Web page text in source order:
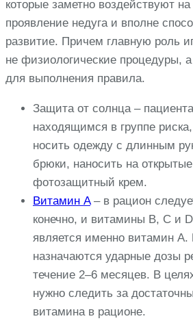
которые заметно воздействуют
проявление недуга и вполне
развитие. Причем главную роль
не физиологические процедуры,
для выполнения правила.
Защита от солнца –
находящимся в группе
носить одежду с длинным
брюки, наносить на
фотозащитный крем.
Витамин A– в рацион
конечно, и витамины B, C и
является именно витамин A.
назначаются ударные дозы
течение 2–6 месяцев. В
нужно следить за
витамина в рационе.